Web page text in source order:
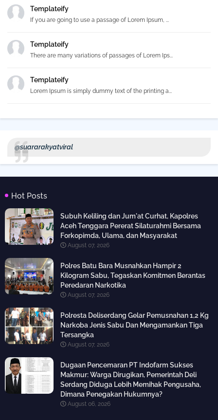
Templateify
If you are going to use a passage of Lorem Ipsum, ...
Templateify
There are many variations of passages of Lorem Ips...
Templateify
Lorem Ipsum is simply dummy text of the printing a...
@suararakyatviral
Hot Posts
Subuh Keliling dan Jum'at Curhat, Kapolres
Aceh Tenggara Pererat Silaturahmi Bersama
Forkopimda, Ulama, dan Masyarakat
August 07, 2026
Polres Batu Bara Musnahkan Hampir 2
Kilogram Sabu, Tegaskan Komitmen Berantas
Peredaran Narkotika
August 07, 2026
Polresta Deliserdang Gelar Pemusnahan 1,2 Kg
Narkoba Jenis Sabu Dan Mengamankan Tiga
Tersangka
August 07, 2026
Dugaan Pencemaran PT Indofarm Sukses
Makmur: Warga Dirugikan, Pemerintah Deli
Serdang Diduga Lebih Memihak Pengusaha,
Dimana Penegakan Hukumnya?
August 06, 2026